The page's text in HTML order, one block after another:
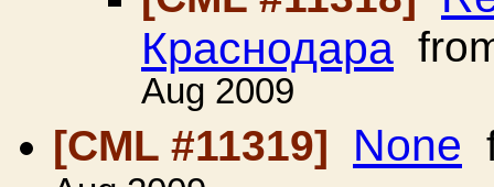
Краснодара
Aug 2009
[CML #11319]
None